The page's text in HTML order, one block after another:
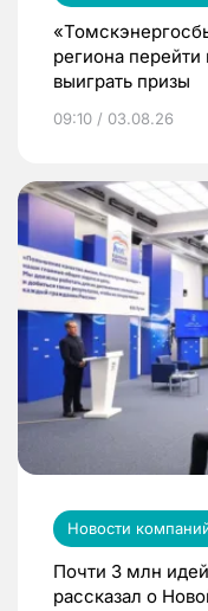
региона
выиграть призы
09:10 / 03.08.26
Новости
Почти 3 млн
рассказал о